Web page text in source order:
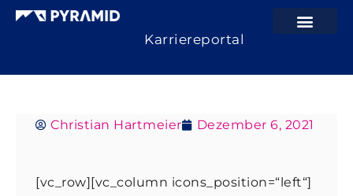
Karriereportal
Christian Hartmeier Dezember 6, 2021
[vc_row][vc_column icons_position=“left“]